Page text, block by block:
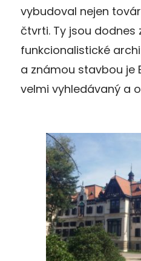
vybudoval nejen
čtvrti. Ty jsou dodnes
funkcionalistické
a známou stavbou je
velmi vyhledávaný a